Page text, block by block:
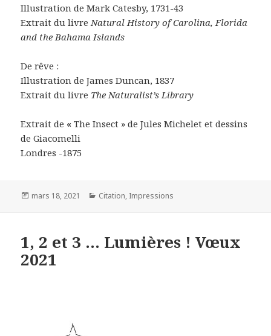
Illustration de Mark Catesby, 1731-43
Extrait du livre Natural History of Carolina, Florida
and the Bahama Islands
De rêve :
Illustration de James Duncan, 1837
Extrait du livre The Naturalist’s Library
Extrait de «The Insect » de Jules Michelet et dessins
de Giacomelli
Londres -1875
Posted
mars 18, 2021 Categories
Citation, Impressions
1, 2 et 3 … Lumières ! Vœux
2021